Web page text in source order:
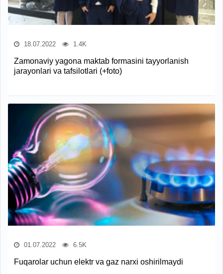
18.07.2022 1.4K
Zamonaviy yagona maktab formasini tayyorlanish
jarayonlari va tafsilotlari (+foto)
01.07.2022 6.5K
Fuqarolar uchun elektr va gaz narxi oshirilmaydi